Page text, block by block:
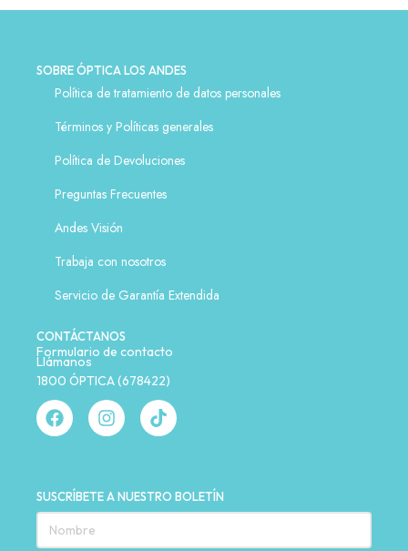
SOBRE ÓPTICA LOS ANDES
Política de tratamiento de datos personales
Términos y Políticas generales
Política de Devoluciones
Preguntas Frecuentes
Andes Visión
Trabaja con nosotros
Servicio de Garantía Extendida
CONTÁCTANOS
Formulario de contacto
Llámanos
1800 ÓPTICA (678422)
SUSCRÍBETE A NUESTRO BOLETÍN